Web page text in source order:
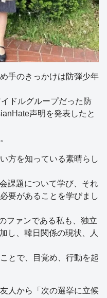
手のきっかけは防弾少年
ドルグループだった防
声明を発表したと
方を知っている素晴らし
課題について学び、それ
要があることを学びまし
ファンである私も、独立
し、韓日関係の現状、人
とで、目覚め、行動を起
人から「次の選挙に立候